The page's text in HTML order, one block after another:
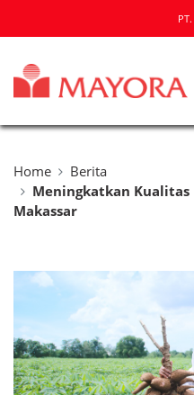
Home
Berita
Meningkatkan Kualitas
Makassar